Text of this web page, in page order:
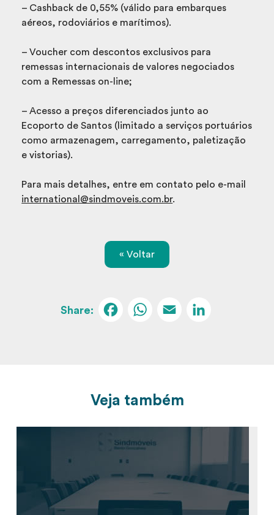
– Cashback de 0,55% (válido para embarques
aéreos, rodoviários e marítimos).
– Voucher com descontos exclusivos para
remessas internacionais de valores negociados
com a Remessas on-line;
– Acesso a preços diferenciados junto ao
Ecoporto de Santos (limitado a serviços portuários
como armazenagem, carregamento, paletização
e vistorias).
Para mais detalhes, entre em contato pelo e-mail
international@sindmoveis.com.br.
« Voltar
Facebook
WhatsApp
Email
Veja também